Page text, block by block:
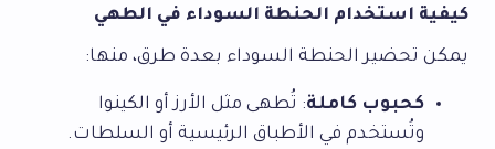
كيفية استخدام الحنطة السوداء في الطهي
يمكن تحضير الحنطة السوداء بعدة طرق، منها:
كحبوب كاملة: تُطهى مثل الأرز أو الكينوا
وتُستخدم في الأطباق الرئيسية أو السلطات.